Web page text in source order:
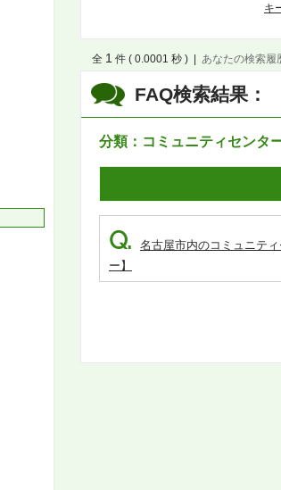
キ
FAQ検索結果：
分類：コミュニティセンタ
全 1 件 ( 0.0001 秒 ) あなたの検索履
Q.
名古屋市内のコミュニテ
ー】